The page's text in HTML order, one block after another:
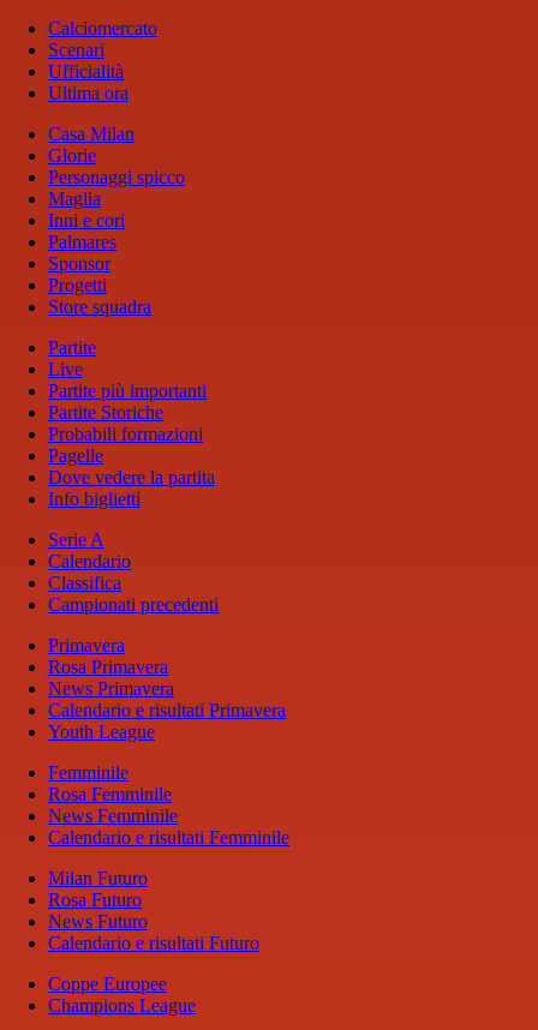
Calciomercato
Scenari
Ufficialità
Ultima ora
Casa Milan
Glorie
Personaggi spicco
Maglia
Inni e cori
Palmares
Sponsor
Progetti
Store squadra
Partite
Live
Partite più importanti
Partite Storiche
Probabili formazioni
Pagelle
Dove vedere la partita
Info biglietti
Serie A
Calendario
Classifica
Campionati precedenti
Primavera
Rosa Primavera
News Primavera
Calendario e risultati Primavera
Youth League
Femminile
Rosa Femminile
News Femminile
Calendario e risultati Femminile
Milan Futuro
Rosa Futuro
News Futuro
Calendario e risultati Futuro
Coppe Europee
Champions League